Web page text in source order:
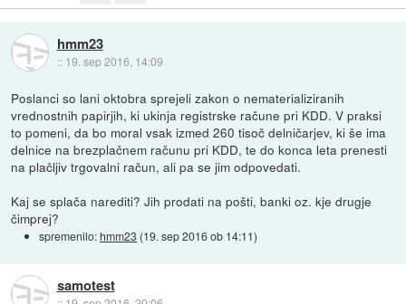
hmm23
:: 19. sep 2016, 14:09
Poslanci so lani oktobra sprejeli zakon o nematerializiranih
vrednostnih papirjih, ki ukinja registrske račune pri KDD. V praksi
to pomeni, da bo moral vsak izmed 260 tisoč delničarjev, ki še ima
delnice na brezplačnem računu pri KDD, te do konca leta prenesti
na plačljiv trgovalni račun, ali pa se jim odpovedati.
Kaj se splača narediti? Jih prodati na pošti, banki oz. kje drugje
čimprej?
spremenilo:hmm23 (19. sep 2016 ob 14:11)
samotest